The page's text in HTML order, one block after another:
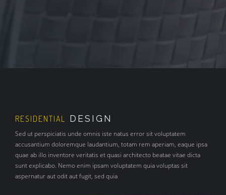
RESIDENTIAL DESIGN
Sed ut perspiciatis unde omnis iste natus error sit voluptatem
accusantium doloremque laudantium, totam rem aperiam, eaque ipsa
quae ab illo inventore veritatis et quasi architecto beatae vitae dicta
sunt explicabo. Nemo enim ipsam voluptatem quia voluptas sit
aspernatur aut odit aut fugit, sed quia